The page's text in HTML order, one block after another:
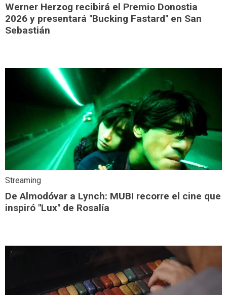
Werner Herzog recibirá el Premio Donostia
2026 y presentará "Bucking Fastard" en San
Sebastián
Streaming
De Almodóvar a Lynch: MUBI recorre el cine que
inspiró "Lux" de Rosalía